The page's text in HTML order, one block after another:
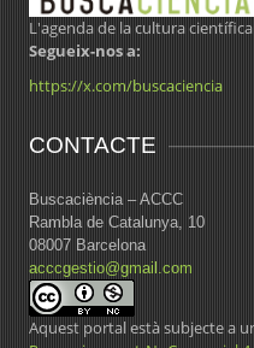
L'agenda de la cultura científica
Segueix-nos a:
https://x.com/buscaciencia
CONTACTE
Buscaciència – ACCC
Rambla de Catalunya, 10
08007 Barcelona
acccgestio@gmail.com
Aquest portal està subjecte a